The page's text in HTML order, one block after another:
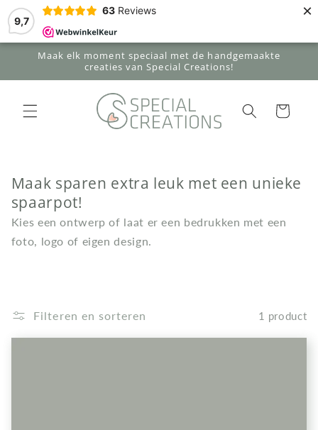
9,7
63 Reviews ×
Meteen
naar de
content
Maak elk moment speciaal met de handgemaakte
creaties van Special Creations!
Winkelwagen
Maak sparen extra leuk met een unieke
spaarpot!
Kies een ontwerp of laat er een bedrukken met een
foto, logo of eigen design.
Filteren en sorteren 1 product